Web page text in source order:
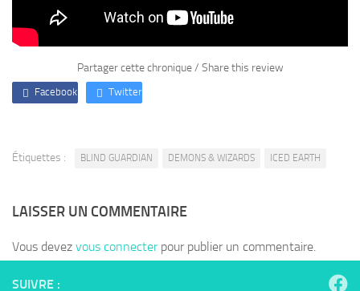
Partager cette chronique / Share this review
Facebook Twitter
Étiquettes : BLIND GUARDIAN DEMONS & WIZARDS ICED EARTH
LAISSER UN COMMENTAIRE
Vous devez vous connecterpour publier un commentaire.
SUIVRE :